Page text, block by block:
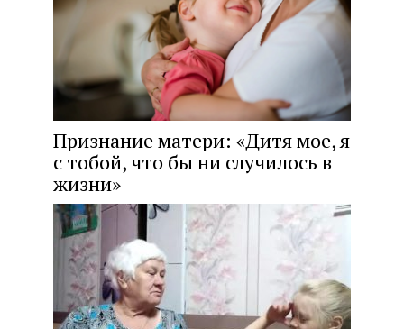
Признание матери: «Дитя мое, я
с тобой, что бы ни случилось в
жизни»